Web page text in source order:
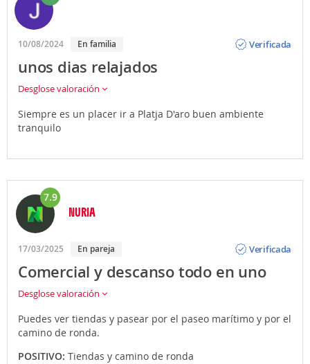
10/08/2024 En familia
Verificada
unos dias relajados
Desglose valoración
Siempre es un placer ir a Platja D'aro buen ambiente
tranquilo
7.9
NURIA
17/03/2025 En pareja
Verificada
Comercial y descanso todo en uno
Desglose valoración
Puedes ver tiendas y pasear por el paseo marítimo y por el
camino de ronda.
POSITIVO: Tiendas y camino de ronda